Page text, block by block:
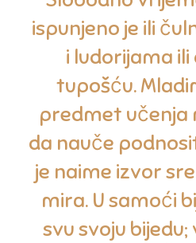
ispunjeno je ili
i ludorijama
tupošću.
predmet učenja
da nauče
je naime izvor
mira. U samoći
svu svoju bijedu;